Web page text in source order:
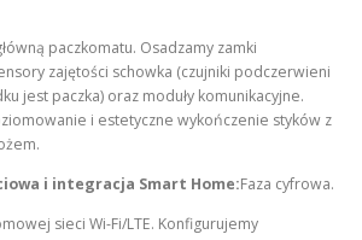
paczkomatu. Osadzamy zamki
zajętości schowka (czujniki podczerwieni
jest paczka) oraz moduły komunikacyjne.
i estetyczne wykończenie styków z
i integracja Smart Home:Faza cyfrowa.
sieci Wi-Fi/LTE. Konfigurujemy